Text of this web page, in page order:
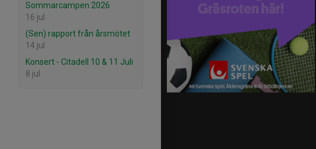
Sommarcampen 2026
16 jul
(Sen) rapport från årsmötet
14 jul
Konsert - Citadell 10 & 11 Juli
8 jul